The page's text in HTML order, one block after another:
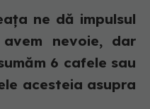
ne dă impulsul
nevoie, dar
6 cafele sau
acesteia asupra